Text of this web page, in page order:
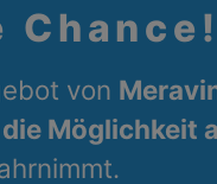
Chance!
von
Möglichkeit